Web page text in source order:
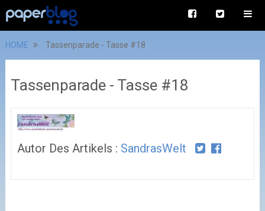
HOME Tassenparade - Tasse #18
Tassenparade - Tasse #18
Autor Des Artikels : SandrasWelt